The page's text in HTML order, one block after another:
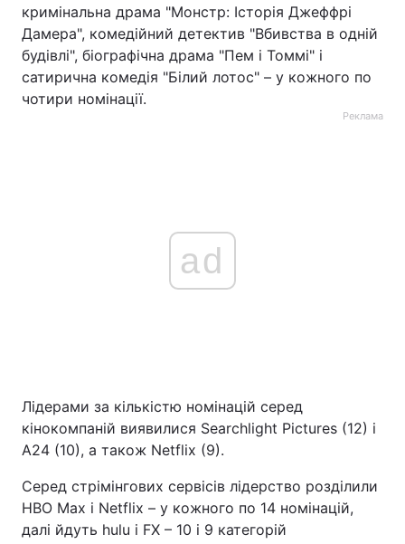
кримінальна драма "Монстр: Історія Джеффрі
Дамера", комедійний детектив "Вбивства в одній
будівлі", біографічна драма "Пем і Томмі" і
сатирична комедія "Білий лотос" – у кожного по
чотири номінації.
Реклама
ad
Лідерами за кількістю номінацій серед
кінокомпаній виявилися Searchlight Pictures (12) і
A24 (10), а також Netflix (9).
Серед стрімінгових сервісів лідерство розділили
HBO Max і Netflix – у кожного по 14 номінацій,
далі йдуть hulu і FX – 10 і 9 категорій